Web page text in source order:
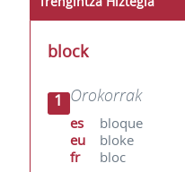
block
1 Orokorrak
es
bloque
eu
bloke
fr
bloc